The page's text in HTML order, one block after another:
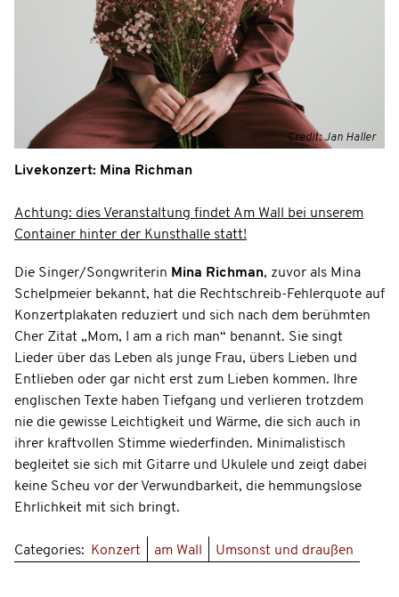
Credit: Jan Haller
Livekonzert: Mina Richman
Achtung: dies Veranstaltung findet Am Wall bei unserem
Container hinter der Kunsthalle statt!
Die Singer/Songwriterin Mina Richman, zuvor als Mina
Schelpmeier bekannt, hat die Rechtschreib-Fehlerquote auf
Konzertplakaten reduziert und sich nach dem berühmten
Cher Zitat „Mom, I am a rich man“ benannt. Sie singt
Lieder über das Leben als junge Frau, übers Lieben und
Entlieben oder gar nicht erst zum Lieben kommen. Ihre
englischen Texte haben Tiefgang und verlieren trotzdem
nie die gewisse Leichtigkeit und Wärme, die sich auch in
ihrer kraftvollen Stimme wiederfinden. Minimalistisch
begleitet sie sich mit Gitarre und Ukulele und zeigt dabei
keine Scheu vor der Verwundbarkeit, die hemmungslose
Ehrlichkeit mit sich bringt.
Categories: Konzert am Wall Umsonst und draußen